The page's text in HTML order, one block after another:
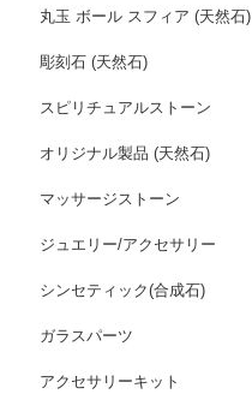
丸玉 ボール スフィア (天然石)
彫刻石 (天然石)
スピリチュアルストーン
オリジナル製品 (天然石)
マッサージストーン
ジュエリー/アクセサリー
シンセティック(合成石)
ガラスパーツ
アクセサリーキット